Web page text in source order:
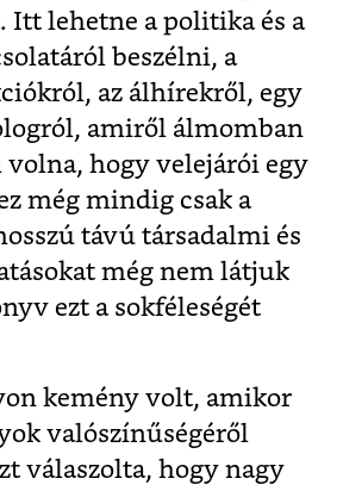
Itt lehetne a politika és a
beszélni, a
az álhírekről, egy
amiről álmomban
volna, hogy velejárói egy
még mindig csak a
távú társadalmi és
még nem látjuk
ezt a sokféleségét
kemény volt, amikor
valószínűségéről
válaszolta, hogy nagy